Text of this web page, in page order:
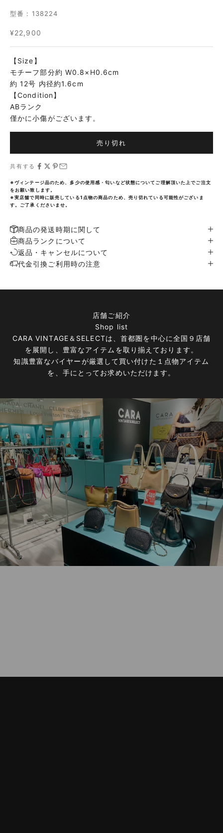
型番 : 138224
セール価格
¥22,900
【Size】
モチーフ部分約 W0.8×H0.6cm
約 12号 内径約1.6cm
【Condition】
ABランク
僅かに小傷がございます。
売り切れ
共有する
※ヴィンテージ品のため、多少の使用感・匂いなど状態についてご理解頂いた上でご注文
をお願い致します。
※実店舗で同時に販売している1点物の商品のため、売り切れている可能性がございま
す。ご了承くださいませ。
商品の発送時期に関して
商品ランクについて
返品・キャンセルについて
代金引換ご利用時の注意
店舗ご紹介
Shop list
CARA VINTAGE＆SELECTは、首都圏を中心に全国９店舗
を展開し、豊富なアイテムを取り揃えております。
知識豊富なバイヤーが厳選して買い付けた１点物アイテム
を、手にとってお求めいただけます。